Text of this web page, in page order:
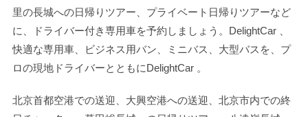
里の長城への日帰りツアー、プライベート日帰りツアーなど
に、ドライバー付き専用車を予約しましょう。DelightCar 、
快適な専用車、ビジネス用バン、ミニバス、大型バスを、プ
ロの現地ドライバーとともにDelightCar 。
北京首都空港での送迎、大興空港への送迎、北京市内での終